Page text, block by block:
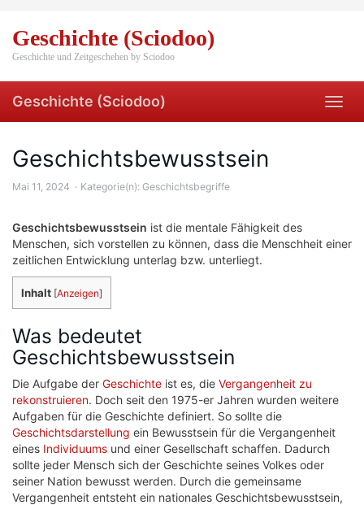
main
content
Geschichte (Sciodoo)
Geschichte und Zeitgeschehen by Sciodoo
Geschichte (Sciodoo)
Geschichtsbewusstsein
Mai 11, 2024 Kategorie(n): Geschichtsbegriffe
Geschichtsbewusstsein ist die mentale Fähigkeit des
Menschen, sich vorstellen zu können, dass die Menschheit einer
zeitlichen Entwicklung unterlag bzw. unterliegt.
Inhalt [Anzeigen]
Was bedeutet
Geschichtsbewusstsein
Die Aufgabe der Geschichte ist es, die Vergangenheit zu
rekonstruieren. Doch seit den 1975-er Jahren wurden weitere
Aufgaben für die Geschichte definiert. So sollte die
Geschichtsdarstellung ein Bewusstsein für die Vergangenheit
eines Individuums und einer Gesellschaft schaffen. Dadurch
sollte jeder Mensch sich der Geschichte seines Volkes oder
seiner Nation bewusst werden. Durch die gemeinsame
Vergangenheit entsteht ein nationales Geschichtsbewusstsein,